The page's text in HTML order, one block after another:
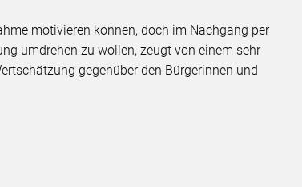
motivieren können, doch im Nachgang per
umdrehen zu wollen, zeugt von einem sehr
gegenüber den Bürgerinnen und